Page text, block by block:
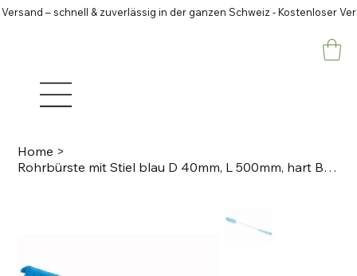
– schnell & zuverlässig in der ganzen Schweiz - Kostenloser
Home >
Rohrbürste mit Stiel blau D 40mm, L 500mm, hart Borstenlänge 18mm